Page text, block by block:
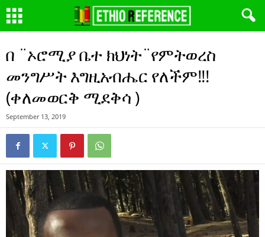
በ ¨ኦሮሚያ ቤተ ክህነት¨የምትወረስ
መንግሥት እግዚአብሔር የለችም!!!
(ቀለመወርቅ ሚደቅሳ )
September 13, 2019